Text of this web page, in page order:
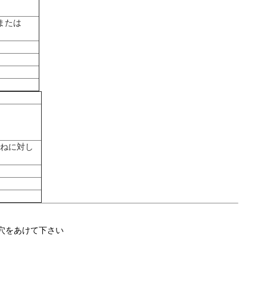
たは
に対し
をあけて下さい